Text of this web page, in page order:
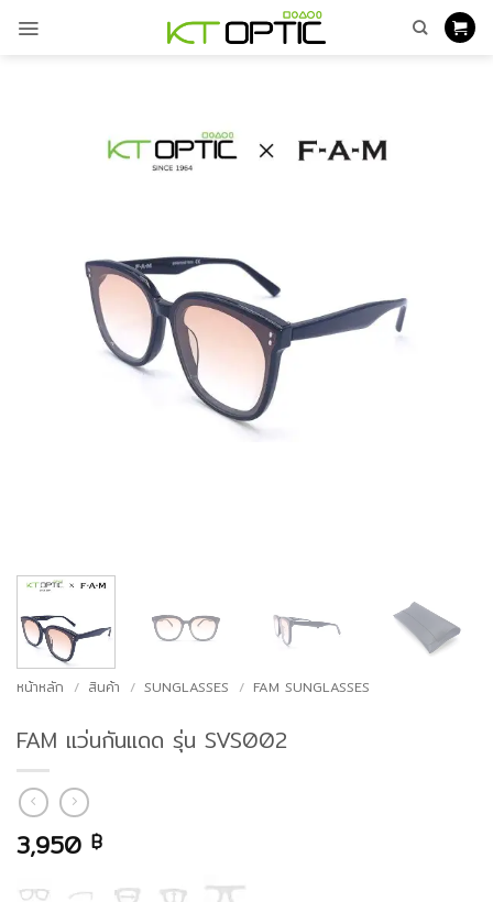
หน้าหลัก / สินค้า / SUNGLASSES / FAM SUNGLASSES
FAM แว่นกันแดด รุ่น SVS002
3,950 ฿